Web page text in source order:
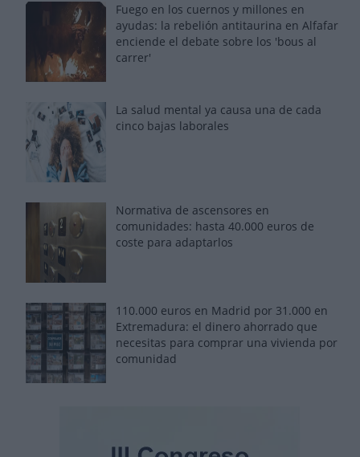
Fuego en los cuernos y millones en
ayudas: la rebelión antitaurina en Alfafar
enciende el debate sobre los 'bous al
carrer'
La salud mental ya causa una de cada
cinco bajas laborales
Normativa de ascensores en
comunidades: hasta 40.000 euros de
coste para adaptarlos
110.000 euros en Madrid por 31.000 en
Extremadura: el dinero ahorrado que
necesitas para comprar una vivienda por
comunidad